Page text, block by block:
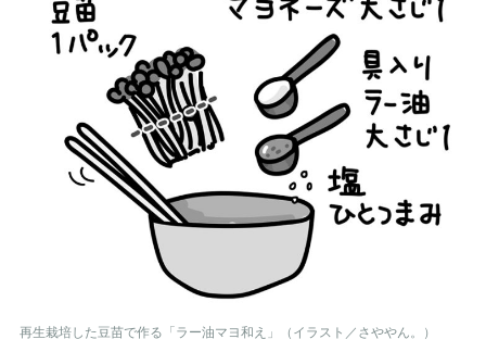
再生栽培した豆苗で作る「ラー油マヨ和え」（イラスト／さややん。）